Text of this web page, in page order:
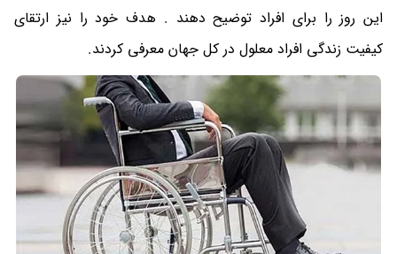
این روز را برای افراد توضیح دهند . هدف خود را نیز ارتقای
کیفیت زندگی افراد معلول در کل جهان معرفی کردند.